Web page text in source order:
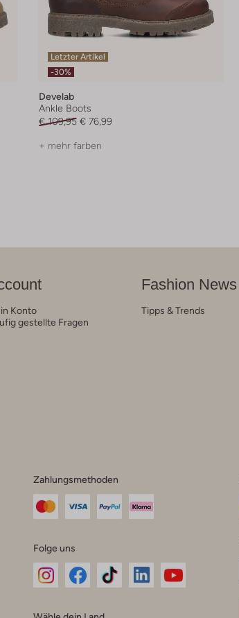
Letzter Artikel
-30%
Develab
Ankle Boots
€ 109,95 € 76,99
+ mehr farben
Konto
gestellte Fragen
Fashion News
Tipps & Trends
Zahlungsmethoden
Folge uns